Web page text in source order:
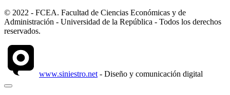
© 2022 - FCEA. Facultad de Ciencias Económicas y de
Administración - Universidad de la República - Todos los derechos
reservados.
www.siniestro.net - Diseño y comunicación digital